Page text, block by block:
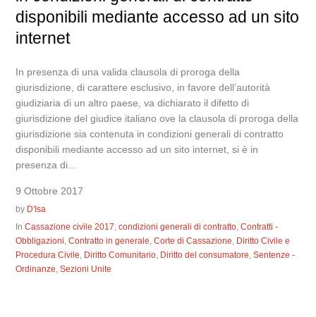
disponibili mediante accesso ad un sito
internet
In presenza di una valida clausola di proroga della
giurisdizione, di carattere esclusivo, in favore dell’autorità
giudiziaria di un altro paese, va dichiarato il difetto di
giurisdizione del giudice italiano ove la clausola di proroga della
giurisdizione sia contenuta in condizioni generali di contratto
disponibili mediante accesso ad un sito internet, si è in
presenza di...
9 Ottobre 2017
by D'Isa
InCassazione civile 2017,condizioni generali di contratto,Contratti -
Obbligazioni,Contratto in generale,Corte di Cassazione, Diritto Civile e
Procedura Civile, Diritto Comunitario, Diritto del consumatore,Sentenze -
Ordinanze,Sezioni Unite